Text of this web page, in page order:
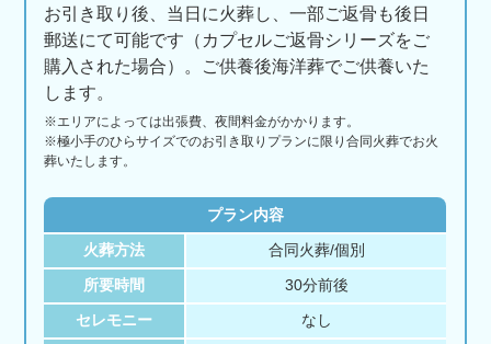
お引き取り後、当日に火葬し、一部ご返骨も後日
郵送にて可能です（カプセルご返骨シリーズをご
購入された場合）。ご供養後海洋葬でご供養いた
します。
※エリアによっては出張費、夜間料金がかかります。
※極小手のひらサイズでのお引き取りプランに限り合同火葬でお火
葬いたします。
プラン内容
火葬方法 合同火葬/個別
所要時間 30分前後
セレモニー なし